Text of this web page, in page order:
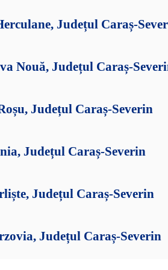
Județul Caraș-
Nouă, Județul Caraș-
Județul Caraș-Severin
Județul Caraș-Severin
Județul Caraș-Severin
Județul Caraș-Severin